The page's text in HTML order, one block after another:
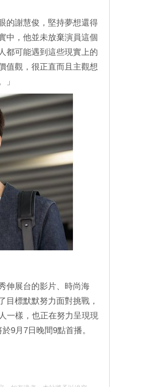
的謝慧俊，堅持夢想還得
中，他並未放棄演員這個
都可能遇到這些現實上的
值觀，很正直而且主觀想
」
伸展台的影片、時尚海
目標默默努力面對挑戰，
一樣，也正在努力呈現現
9月7日晚間9點首播。